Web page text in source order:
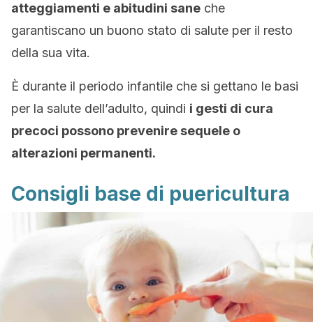
atteggiamenti e abitudini sane che
garantiscano un buono stato di salute per il resto
della sua vita.
È durante il periodo infantile che si gettano le basi
per la salute dell’adulto, quindi i gesti di cura
precoci possono prevenire sequele o
alterazioni permanenti.
Consigli base di puericultura